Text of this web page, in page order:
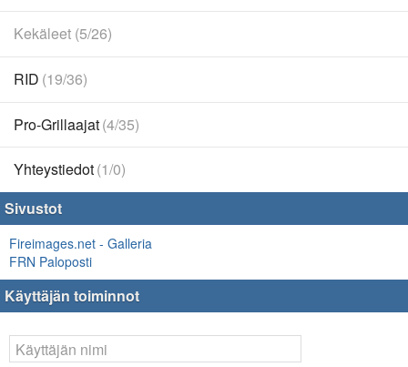
Kekäleet (5/26)
RID (19/36)
Pro-Grillaajat(4/35)
Yhteystiedot(1/0)
Sivustot
Fireimages.net - Galleria
FRN Paloposti
Käyttäjän toiminnot